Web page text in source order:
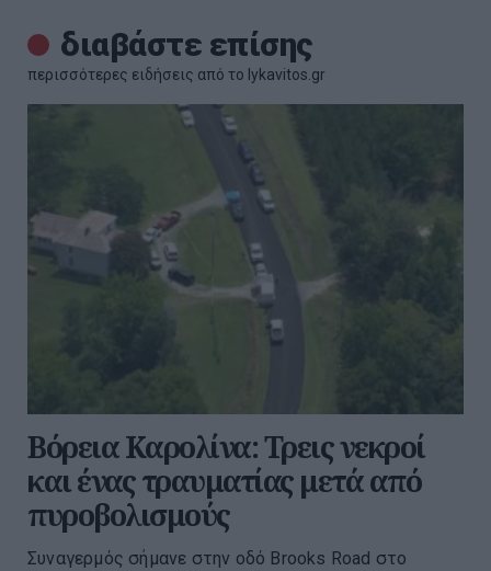
διαβάστε επίσης
περισσότερες ειδήσεις από το lykavitos.gr
Βόρεια Καρολίνα: Τρεις νεκροί
και ένας τραυματίας μετά από
πυροβολισμούς
Συναγερμός σήμανε στην οδό Brooks Road στο